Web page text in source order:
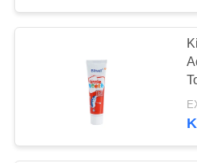
DATENSCHUTZ-
Die